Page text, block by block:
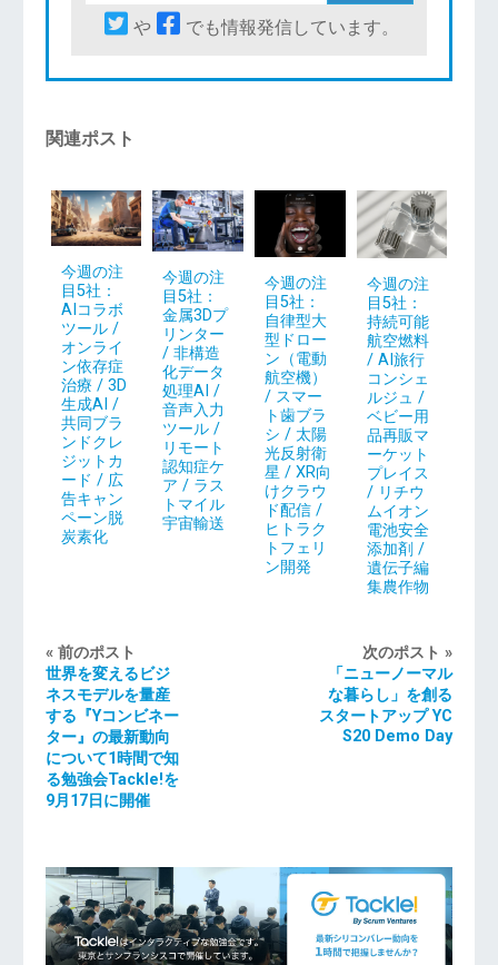
や でも情報発信しています。
関連ポスト
今週の注
目5社：
AIコラボ
ツール /
オンライ
ン依存症
治療 / 3D
生成AI /
共同ブラ
ンドクレ
ジットカ
ード / 広
告キャン
ペーン脱
炭素化
今週の注
目5社：
金属3Dプ
リンター
/ 非構造
化データ
処理AI /
音声入力
ツール /
リモート
認知症ケ
ア / ラス
トマイル
宇宙輸送
今週の注
目5社：
自律型大
型ドロー
ン（電動
航空機）
/ スマー
ト歯ブラ
シ / 太陽
光反射衛
星 / XR向
けクラウ
ド配信 /
ヒトラク
トフェリ
ン開発
今週の注
目5社：
持続可能
航空燃料
/ AI旅行
コンシェ
ルジュ /
ベビー用
品再販マ
ーケット
プレイス
/ リチウ
ムイオン
電池安全
添加剤 /
遺伝子編
集農作物
« 前のポスト
世界を変えるビジ
ネスモデルを量産
する『Yコンビネー
ター』の最新動向
について1時間で知
る勉強会Tackle!を
9月17日に開催
次のポスト »
「ニューノーマル
な暮らし」を創る
スタートアップ YC
S20 Demo Day